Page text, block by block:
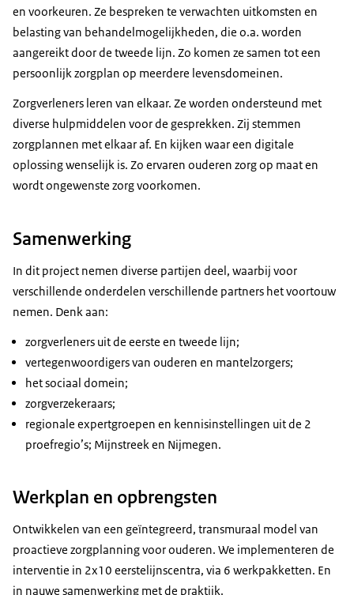
en voorkeuren. Ze bespreken te verwachten uitkomsten en
belasting van behandelmogelijkheden, die o.a. worden
aangereikt door de tweede lijn. Zo komen ze samen tot een
persoonlijk zorgplan op meerdere levensdomeinen.
Zorgverleners leren van elkaar. Ze worden ondersteund met
diverse hulpmiddelen voor de gesprekken. Zij stemmen
zorgplannen met elkaar af. En kijken waar een digitale
oplossing wenselijk is. Zo ervaren ouderen zorg op maat en
wordt ongewenste zorg voorkomen.
Samenwerking
In dit project nemen diverse partijen deel, waarbij voor
verschillende onderdelen verschillende partners het voortouw
nemen. Denk aan:
zorgverleners uit de eerste en tweede lijn;
vertegenwoordigers van ouderen en mantelzorgers;
het sociaal domein;
zorgverzekeraars;
regionale expertgroepen en kennisinstellingen uit de 2
proefregio’s; Mijnstreek en Nijmegen.
Werkplan en opbrengsten
Ontwikkelen van een geïntegreerd, transmuraal model van
proactieve zorgplanning voor ouderen. We implementeren de
interventie in 2x10 eerstelijnscentra, via 6 werkpakketten. En
in nauwe samenwerking met de praktijk.